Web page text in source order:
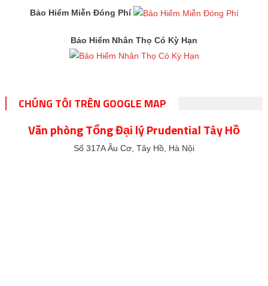
Bảo Hiểm Miễn Đóng Phí
Bảo Hiểm Nhân Thọ Có Kỳ Hạn
CHÚNG TÔI TRÊN GOOGLE MAP
Văn phòng Tổng Đại lý Prudential Tây Hồ
Số 317A Âu Cơ, Tây Hồ, Hà Nội